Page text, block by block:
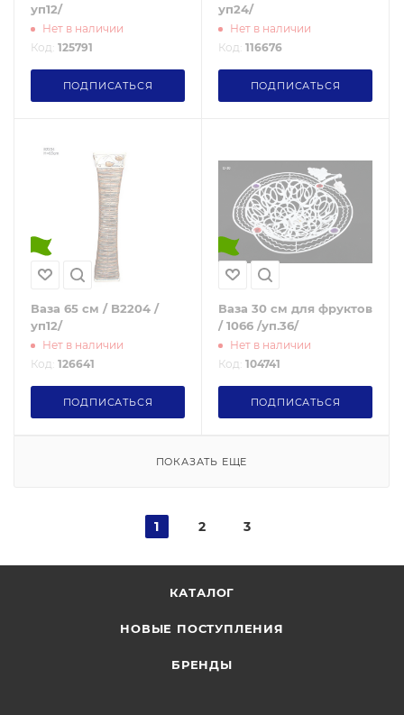
уп12/
Нет в наличии
Код: 125791
ПОДПИСАТЬСЯ
уп24/
Нет в наличии
Код: 116676
ПОДПИСАТЬСЯ
Ваза 65 см / B2204 /
уп12/
Нет в наличии
Код: 126641
ПОДПИСАТЬСЯ
Ваза 30 см для фруктов
/ 1066 /уп.36/
Нет в наличии
Код: 104741
ПОДПИСАТЬСЯ
ПОКАЗАТЬ ЕЩЕ
1 2 3
КАТАЛОГ
НОВЫЕ ПОСТУПЛЕНИЯ
БРЕНДЫ